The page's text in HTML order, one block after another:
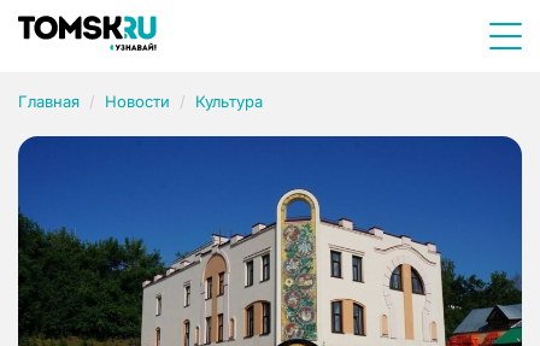
Главная Новости Культура